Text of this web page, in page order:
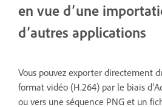
en vue d’une
d’autres applications
Vous pouvez exporter directement
format vidéo (H.264) par le biais
ou vers une séquence PNG et un